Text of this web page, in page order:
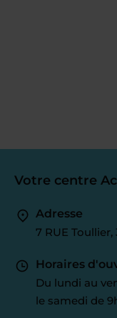
Votre centre
Adresse
7 RUE
Horaires
Du lundi au
le samedi de